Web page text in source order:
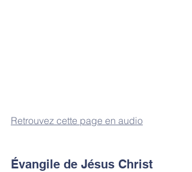
Retrouvez cette page en audio
Évangile de Jésus Christ